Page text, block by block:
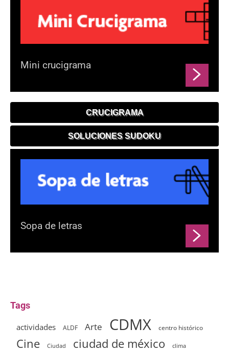
Mini crucigrama
CRUCIGRAMA
SOLUCIONES SUDOKU
Sopa de letras
Tags
actividades ALDF Arte CDMX centro histórico
Cine Ciudad ciudad de méxico clima